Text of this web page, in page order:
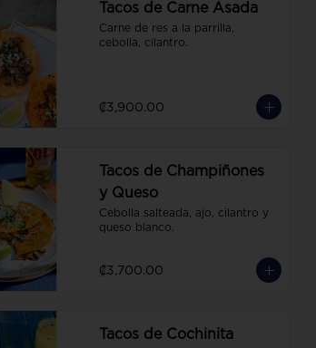
Tacos de Carne Asada
Carne de res a la parrilla,
cebolla, cilantro.
₡3,900.00
Tacos de Champiñones
y Queso
Cebolla salteada, ajo, cilantro y
queso blanco.
₡3,700.00
Tacos de Cochinita